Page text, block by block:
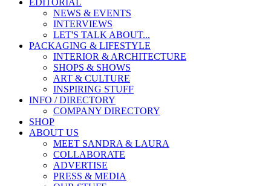
EDITORIAL
NEWS & EVENTS
INTERVIEWS
LET'S TALK ABOUT...
PACKAGING & LIFESTYLE
INTERIOR & ARCHITECTURE
SHOPS & SHOWS
ART & CULTURE
INSPIRING STUFF
INFO / DIRECTORY
COMPANY DIRECTORY
SHOP
ABOUT US
MEET SANDRA & LAURA
COLLABORATE
ADVERTISE
PRESS & MEDIA